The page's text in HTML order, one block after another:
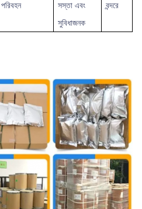
সস্তা এবং
সুবিধাজনক
বন্দরে